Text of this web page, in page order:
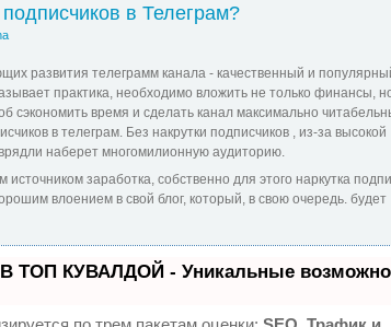
в Телеграм?
развития телеграмм канала - качественный и
практика, необходимо вложить не только финансы,
сэкономить время и сделать канал максимально
в телеграм. Без накрутки подписчиков , из-за высокой
наберет многомилионную аудиторию.
заработка, собственно для этого наркутка
влоением в свой блог, который, в свою очередь. будет
ТОП КУВАЛДОЙ - Уникальные